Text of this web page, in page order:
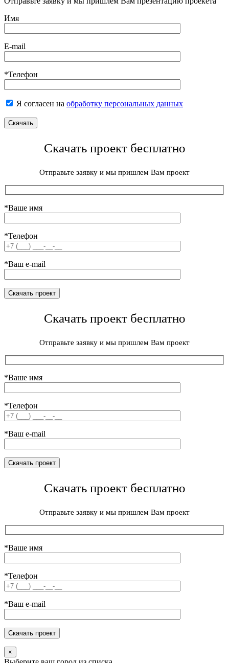
Имя
E-mail
*Телефон
Я согласен на обработку персональных данных
Скачать проект бесплатно
Отправьте заявку и мы пришлем Вам проект
*Ваше имя
*Телефон
*Ваш e-mail
Скачать проект бесплатно
Отправьте заявку и мы пришлем Вам проект
*Ваше имя
*Телефон
*Ваш e-mail
Скачать проект бесплатно
Отправьте заявку и мы пришлем Вам проект
*Ваше имя
*Телефон
*Ваш e-mail
×